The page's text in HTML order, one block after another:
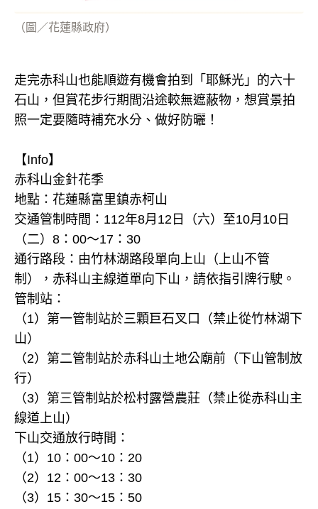
（圖／花蓮縣政府）
走完赤科山也能順遊有機會拍到「耶穌光」的六十
石山，但賞花步行期間沿途較無遮蔽物，想賞景拍
照一定要隨時補充水分、做好防曬！
【Info】
赤科山金針花季
地點：花蓮縣富里鎮赤柯山
交通管制時間：112年8月12日（六）至10月10日
（二）8：00～17：30
通行路段：由竹林湖路段單向上山（上山不管
制），赤科山主線道單向下山，請依指引牌行駛。
管制站：
（1）第一管制站於三顆巨石叉口（禁止從竹林湖下
山）
（2）第二管制站於赤科山土地公廟前（下山管制放
行）
（3）第三管制站於松村露營農莊（禁止從赤科山主
線道上山）
下山交通放行時間：
（1）10：00～10：20
（2）12：00～13：30
（3）15：30～15：50